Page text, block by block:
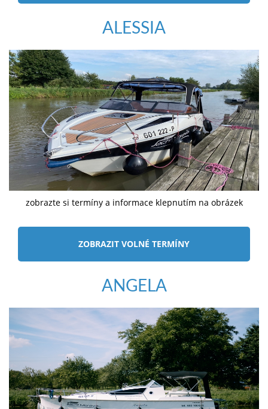
ALESSIA
zobrazte si termíny a informace klepnutím na obrázek
ZOBRAZIT VOLNÉ TERMÍNY
ANGELA